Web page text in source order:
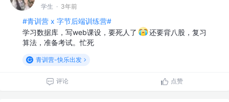
学生 · 3年前
#青训营 x 字节后端训练营#
学习数据库，写web课设，要死人了
还要背八股，复习
算法，准备考试。忙死
青训营-快乐出发
评论 点赞